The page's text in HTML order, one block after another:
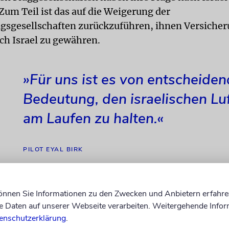
Teil ist das auf die Weigerung der
zurückzuführen, ihnen
Israel zu gewähren.
»Für uns ist es von
Bedeutung, den israelischen
am Laufen zu halten.«
PILOT EYAL BIRK
Versicherungsgarantien setzen die drei
El Al, Arkia und Israir ihren Flugverkehr fort.
Flugpläne eingeschränkt. El Al hat Flüge zu
Sie Informationen zu den Zwecken und Anbietern
Daten auf unserer Webseite verarbeiten. Weitergehende
.